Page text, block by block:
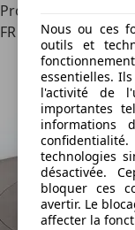
Professionnel
FR 84000Avignon
Nous ou ces
outils et
essentielles.
l'activité de
importantes
informations
technologies
désactivée.
bloquer ces
avertir. Le
affecter la